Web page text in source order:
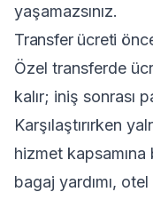
yaşamazsınız.
Transfer ücreti
Özel transferde
kalır; iniş sonrası
Karşılaştırırken
hizmet kapsamına
bagaj yardımı,